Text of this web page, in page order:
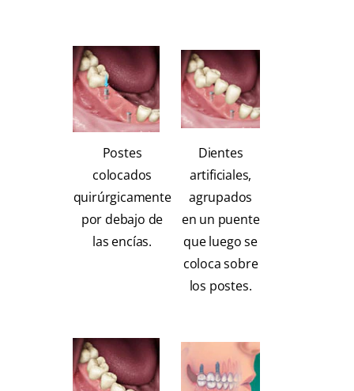
Postes
colocados
quirúrgicamente
por debajo de
las encías.
Dientes
artificiales,
agrupados
en un puente
que luego se
coloca sobre
los postes.